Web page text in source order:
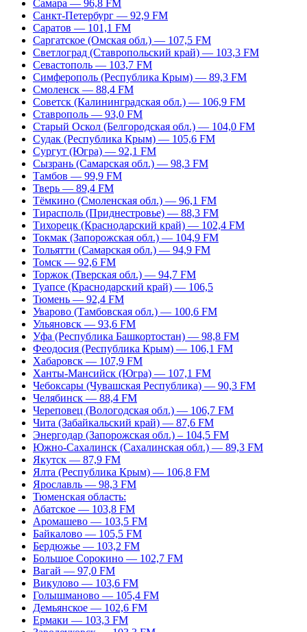
Самара — 96,8 FM
Санкт-Петербург — 92,9 FM
Саратов — 101,1 FM
Саргатское (Омская обл.) — 107,5 FM
Светлоград (Ставропольский край) — 103,3 FM
Севастополь — 103,7 FM
Симферополь (Республика Крым) — 89,3 FM
Смоленск — 88,4 FM
Советск (Калининградская обл.) — 106,9 FM
Ставрополь — 93,0 FM
Старый Оскол (Белгородская обл.) — 104,0 FM
Судак (Республика Крым) — 105,6 FM
Сургут (Югра) — 92,1 FM
Сызрань (Самарская обл.) — 98,3 FM
Тамбов — 99,9 FM
Тверь — 89,4 FM
Тёмкино (Смоленская обл.) — 96,1 FM
Тирасполь (Приднестровье) — 88,3 FM
Тихорецк (Краснодарский край) — 102,4 FM
Токмак (Запорожская обл.) — 104,9 FM
Тольятти (Самарская обл.) — 94,9 FM
Томск — 92,6 FM
Торжок (Тверская обл.) — 94,7 FM
Туапсе (Краснодарский край) — 106,5
Тюмень — 92,4 FM
Уварово (Тамбовская обл.) — 100,6 FM
Ульяновск — 93,6 FM
Уфа (Республика Башкортостан) — 98,8 FM
Феодосия (Республика Крым) — 106,1 FM
Хабаровск — 107,9 FM
Ханты-Мансийск (Югра) — 107,1 FM
Чебоксары (Чувашская Республика) — 90,3 FM
Челябинск — 88,4 FM
Череповец (Вологодская обл.) — 106,7 FM
Чита (Забайкальский край) — 87,6 FM
Энергодар (Запорожская обл.) – 104,5 FM
Южно-Сахалинск (Сахалинская обл.) — 89,3 FM
Якутск — 87,9 FM
Ялта (Республика Крым) — 106,8 FM
Ярославль — 98,3 FM
Тюменская область:
Абатское — 103,8 FM
Аромашево — 103,5 FM
Байкалово — 105,5 FM
Бердюжье — 103,2 FM
Большое Сорокино — 102,7 FM
Вагай — 97,0 FM
Викулово — 103,6 FM
Голышманово — 105,4 FM
Демьянское — 102,6 FM
Ермаки — 103,3 FM